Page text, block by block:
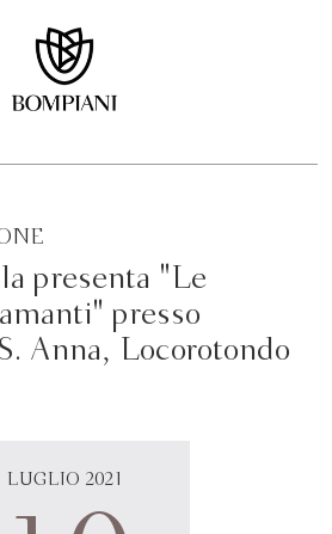
presenta "Le
presso
Anna, Locorotondo
LUGLIO 2021